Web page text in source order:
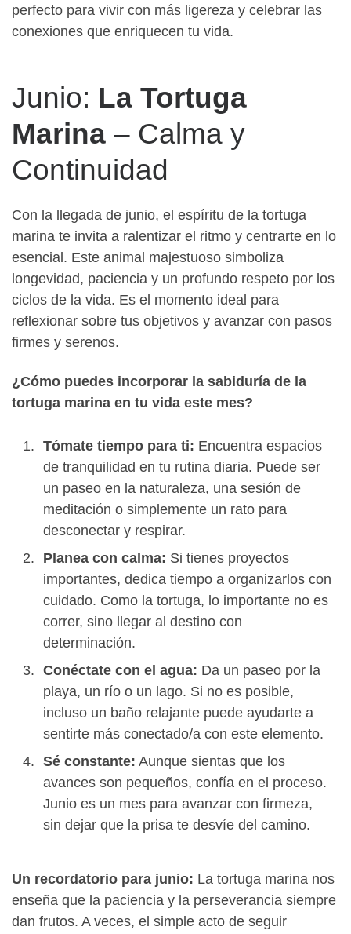
perfecto para vivir con más ligereza y celebrar las
conexiones que enriquecen tu vida.
Junio: La Tortuga
Marina – Calma y
Continuidad
Con la llegada de junio, el espíritu de la tortuga
marina te invita a ralentizar el ritmo y centrarte en lo
esencial. Este animal majestuoso simboliza
longevidad, paciencia y un profundo respeto por los
ciclos de la vida. Es el momento ideal para
reflexionar sobre tus objetivos y avanzar con pasos
firmes y serenos.
¿Cómo puedes incorporar la sabiduría de la
tortuga marina en tu vida este mes?
Tómate tiempo para ti: Encuentra espacios
de tranquilidad en tu rutina diaria. Puede ser
un paseo en la naturaleza, una sesión de
meditación o simplemente un rato para
desconectar y respirar.
Planea con calma: Si tienes proyectos
importantes, dedica tiempo a organizarlos con
cuidado. Como la tortuga, lo importante no es
correr, sino llegar al destino con
determinación.
Conéctate con el agua: Da un paseo por la
playa, un río o un lago. Si no es posible,
incluso un baño relajante puede ayudarte a
sentirte más conectado/a con este elemento.
Sé constante: Aunque sientas que los
avances son pequeños, confía en el proceso.
Junio es un mes para avanzar con firmeza,
sin dejar que la prisa te desvíe del camino.
Un recordatorio para junio: La tortuga marina nos
enseña que la paciencia y la perseverancia siempre
dan frutos. A veces, el simple acto de seguir